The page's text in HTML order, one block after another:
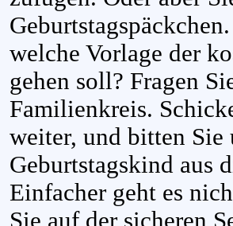
welche Vorlage der
gehen soll? Fragen
Familienkreis.
weiter, und bitten Sie
Geburtstagskind aus
Einfacher geht es
Sie auf der sicheren